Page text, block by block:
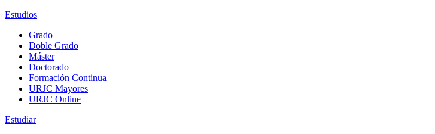
Estudios
Grado
Doble Grado
Máster
Doctorado
Formación Continua
URJC Mayores
URJC Online
Estudiar